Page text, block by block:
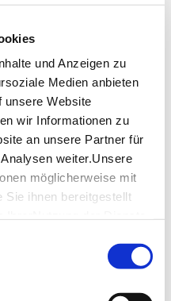
und Anzeigen zu
Medien anbieten
unsere Website
wir Informationen zu
an unsere Partner für
weiter.Unsere
möglicherweise mit
Sie ihnen bereitgestellt
Ci­ty­tour
Blaue &
Tour
Aug 2026, 10:00 Uhr
Jetzt buchen